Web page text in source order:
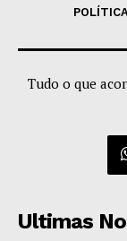
POLÍTICA
Tudo o que
Ultimas